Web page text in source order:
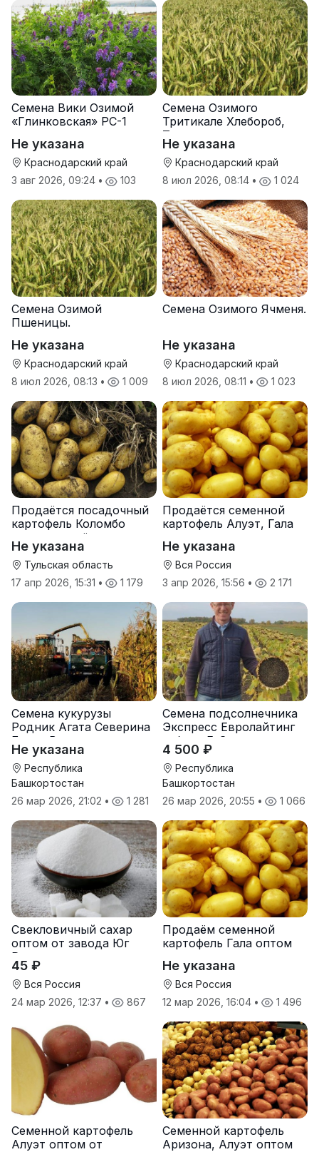
Семена Вики Озимой
«Глинковская» РС-1
Не указана
Краснодарский край
3 авг 2026, 09:24 • 103
Семена Озимого
Тритикале Хлебороб,
Тихон
Не указана
Краснодарский край
8 июл 2026, 08:14 • 1 024
Семена Озимой
Пшеницы.
Не указана
Краснодарский край
8 июл 2026, 08:13 • 1 009
Семена Озимого Ячменя.
Не указана
Краснодарский край
8 июл 2026, 08:11 • 1 023
Продаётся посадочный
картофель Коломбо
оптом от трёх тонн
Не указана
Тульская область
17 апр 2026, 15:31 • 1 179
Продаётся семенной
картофель Алуэт, Гала
Не указана
Вся Россия
3 апр 2026, 15:56 • 2 171
Семена кукурузы
Родник Агата Северина
Берта Вилора
Прохладненский Дарина
Росс Машук Катерина
Не указана
Республика
Башкортостан
26 мар 2026, 21:02 • 1 281
Семена подсолнечника
Экспресс Евролайтинг
гибрид F-G+
4 500 ₽
Республика
Башкортостан
26 мар 2026, 20:55 • 1 066
Свекловичный сахар
оптом от завода Юг
Руси
45 ₽
Вся Россия
24 мар 2026, 12:37 • 867
Продаём семенной
картофель Гала оптом
Не указана
Вся Россия
12 мар 2026, 16:04 • 1 496
Семенной картофель
Алуэт оптом от
Семенной картофель
Аризона, Алуэт оптом